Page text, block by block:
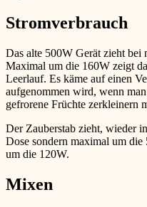
Stromverbrauch
Das alte 500W Gerät zieht bei
Maximal um die 160W zeigt
Leerlauf. Es käme auf einen
aufgenommen wird, wenn
gefrorene Früchte zerkleinern
Der Zauberstab zieht, wieder
Dose sondern maximal um
um die 120W.
Mixen